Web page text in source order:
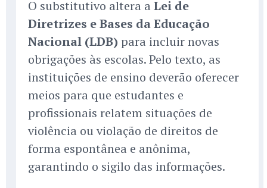
O substitutivo altera a Lei de
Diretrizes e Bases da Educação
Nacional (LDB) para incluir novas
obrigações às escolas. Pelo texto, as
instituições de ensino deverão oferecer
meios para que estudantes e
profissionais relatem situações de
violência ou violação de direitos de
forma espontânea e anônima,
garantindo o sigilo das informações.